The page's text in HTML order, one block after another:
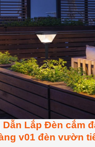
Lắp Đèn cắm
v01 đèn vườn